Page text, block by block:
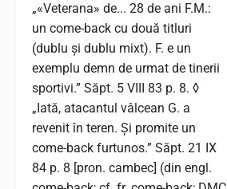
„«Veterana» de... 28 de ani F.M.:
un come-back cu două titluri
(dublu și dublu mixt). F. e un
exemplu demn de urmat de tinerii
sportivi.” Săpt. 5 VIII 83 p. 8. ◊
„Iată, atacantul vâlcean G. a
revenit în teren. Și promite un
come-back furtunos.” Săpt. 21 IX
84 p. 8 [pron. cambec] (din engl.